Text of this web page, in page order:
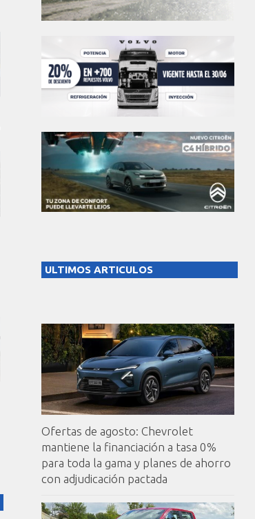
ULTIMOS ARTICULOS
Ofertas de agosto: Chevrolet
mantiene la financiación a tasa 0%
para toda la gama y planes de ahorro
con adjudicación pactada